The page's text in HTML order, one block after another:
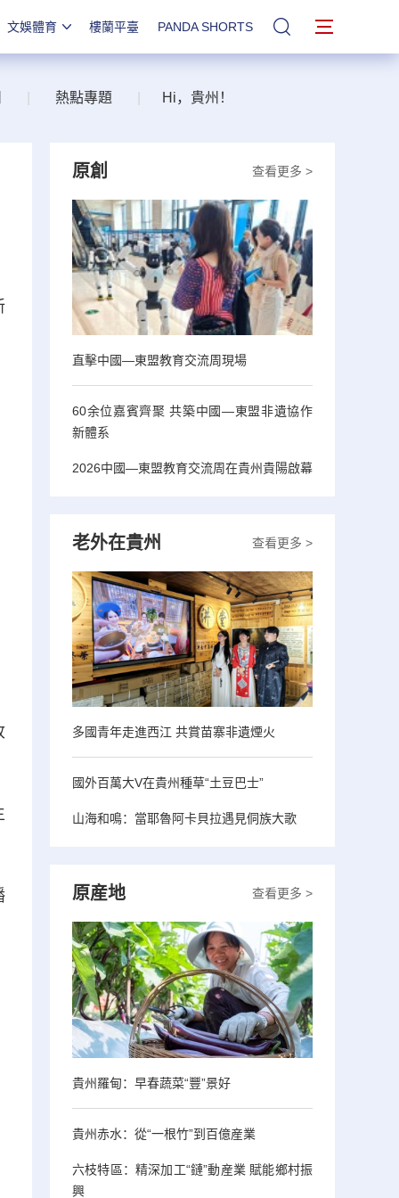
文娛體育 樓蘭平臺 PANDA SHORTS 站內搜索
熱點專題 Hi，貴州！
查看更多 >
原創
直擊中國—東盟教育交流周現場
60余位嘉賓齊聚 共築中國—東盟非遺協作
新體系
2026中國—東盟教育交流周在貴州貴陽啟幕
查看更多 >
老外在貴州
多國青年走進西江 共賞苗寨非遺煙火
國外百萬大V在貴州種草“土豆巴士”
山海和鳴：當耶魯阿卡貝拉遇見侗族大歌
查看更多 >
原産地
貴州羅甸：早春蔬菜“豐”景好
貴州赤水：從“一根竹”到百億産業
六枝特區：精深加工“鏈”動産業 賦能鄉村振
興